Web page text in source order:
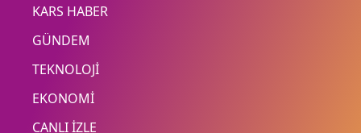
KARS HABER
GÜNDEM
TEKNOLOJİ
EKONOMİ
CANLI İZLE